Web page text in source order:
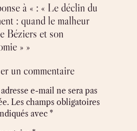
à « : « Le déclin du
: quand le malheur
Béziers et son
» »
un commentaire
e-mail ne sera pas
Les champs obligatoires
avec *